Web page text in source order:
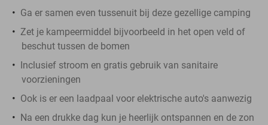
Ga er samen even tussenuit bij deze gezellige camping
Zet je kampeermiddel bijvoorbeeld in het open veld of
beschut tussen de bomen
Inclusief stroom en gratis gebruik van sanitaire
voorzieningen
Ook is er een laadpaal voor elektrische auto's aanwezig
Na een drukke dag kun je heerlijk ontspannen en de zon